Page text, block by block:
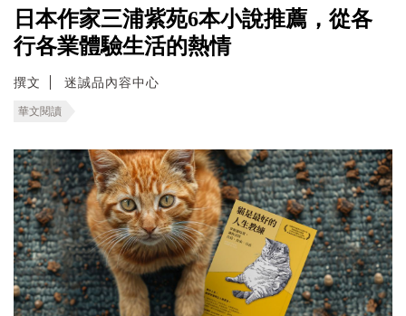
日本作家三浦紫苑6本小說推薦，從各
行各業體驗生活的熱情
撰文 迷誠品內容中心
華文閱讀